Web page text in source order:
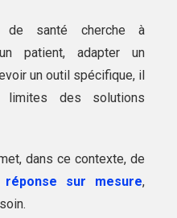
de santé cherche à
patient, adapter un
un outil spécifique, il
limites des solutions
dans ce contexte, de
réponse sur mesure,